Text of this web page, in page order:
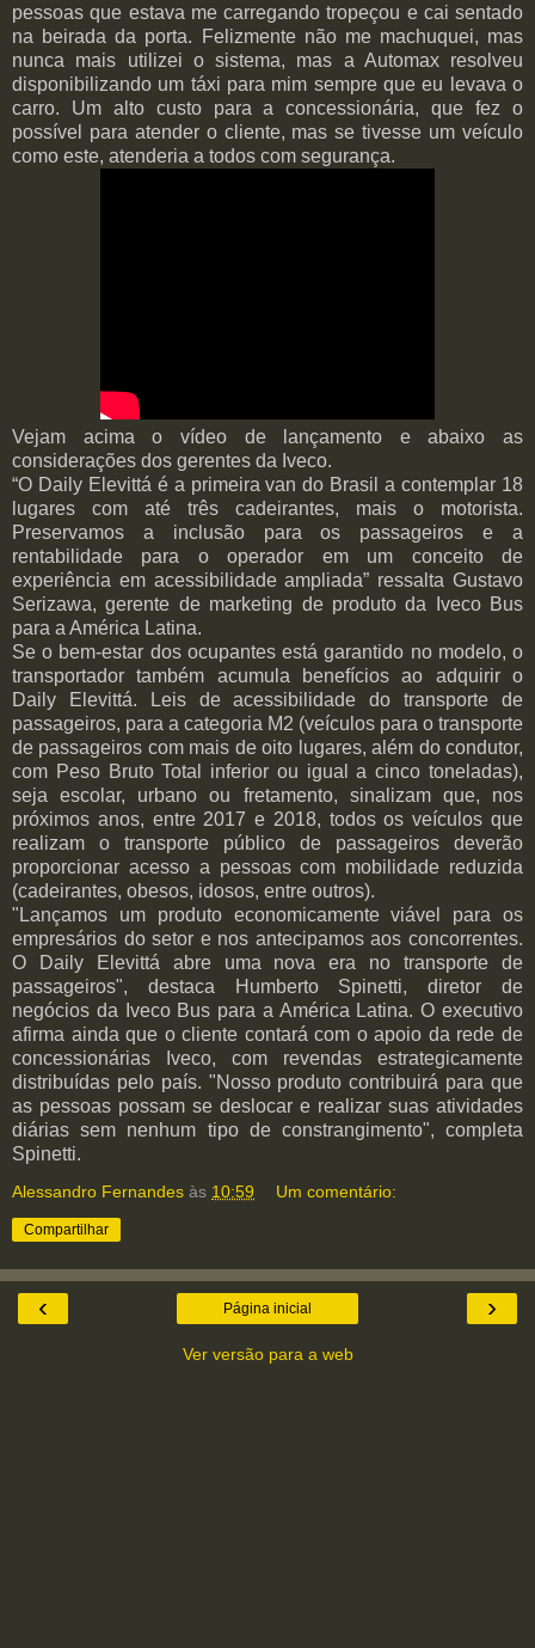
pessoas que estava me carregando tropeçou e cai sentado
na beirada da porta. Felizmente não me machuquei, mas
nunca mais utilizei o sistema, mas a Automax resolveu
disponibilizando um táxi para mim sempre que eu levava o
carro. Um alto custo para a concessionária, que fez o
possível para atender o cliente, mas se tivesse um veículo
como este, atenderia a todos com segurança.
Vejam acima o vídeo de lançamento e abaixo as
considerações dos gerentes da Iveco.
“O Daily Elevittá é a primeira van do Brasil a contemplar 18
lugares com até três cadeirantes, mais o motorista.
Preservamos a inclusão para os passageiros e a
rentabilidade para o operador em um conceito de
experiência em acessibilidade ampliada” ressalta Gustavo
Serizawa, gerente de marketing de produto da Iveco Bus
para a América Latina.
Se o bem-estar dos ocupantes está garantido no modelo, o
transportador também acumula benefícios ao adquirir o
Daily Elevittá. Leis de acessibilidade do transporte de
passageiros, para a categoria M2 (veículos para o transporte
de passageiros com mais de oito lugares, além do condutor,
com Peso Bruto Total inferior ou igual a cinco toneladas),
seja escolar, urbano ou fretamento, sinalizam que, nos
próximos anos, entre 2017 e 2018, todos os veículos que
realizam o transporte público de passageiros deverão
proporcionar acesso a pessoas com mobilidade reduzida
(cadeirantes, obesos, idosos, entre outros).
"Lançamos um produto economicamente viável para os
empresários do setor e nos antecipamos aos concorrentes.
O Daily Elevittá abre uma nova era no transporte de
passageiros", destaca Humberto Spinetti, diretor de
negócios da Iveco Bus para a América Latina. O executivo
afirma ainda que o cliente contará com o apoio da rede de
concessionárias Iveco, com revendas estrategicamente
distribuídas pelo país. "Nosso produto contribuirá para que
as pessoas possam se deslocar e realizar suas atividades
diárias sem nenhum tipo de constrangimento", completa
Spinetti.
Alessandro Fernandes às 10:59 Um comentário:
Compartilhar
‹ ›
Página inicial
Ver versão para a web